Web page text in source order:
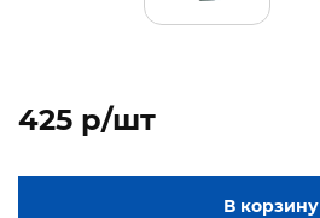
425 p/шт
В корзину